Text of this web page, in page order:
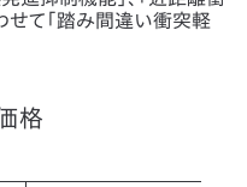
せて「踏み間違い衝突軽
格